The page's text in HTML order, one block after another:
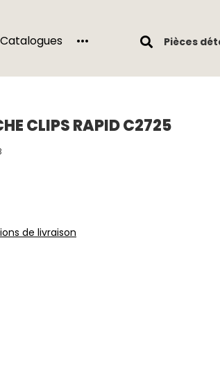
Catalogues ··· Pièces
CLIPS RAPID C2725
de livraison